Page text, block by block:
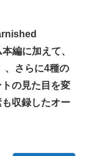
編に加えて、
、さらに4種の
の見た目を変
収録したオー